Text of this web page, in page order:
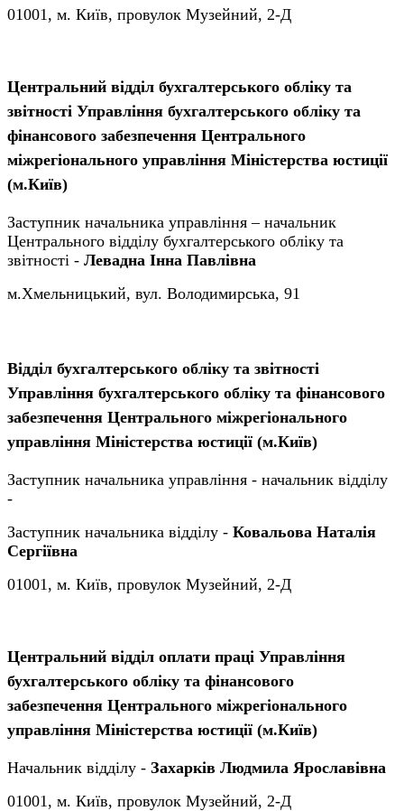
01001, м. Київ, провулок Музейний, 2-Д
Центральний відділ бухгалтерського обліку та
звітності Управління бухгалтерського обліку та
фінансового забезпечення Центрального
міжрегіонального управління Міністерства юстиції
(м.Київ)
Заступник начальника управління – начальник
Центрального відділу бухгалтерського обліку та
звітності - Левадна Інна Павлівна
м.Хмельницький, вул. Володимирська, 91
Відділ бухгалтерського обліку та звітності
Управління бухгалтерського обліку та фінансового
забезпечення Центрального міжрегіонального
управління Міністерства юстиції (м.Київ)
Заступник начальника управління - начальник відділу
-
Заступник начальника відділу - Ковальова Наталія
Сергіївна
01001, м. Київ, провулок Музейний, 2-Д
Центральний відділ оплати праці Управління
бухгалтерського обліку та фінансового
забезпечення Центрального міжрегіонального
управління Міністерства юстиції (м.Київ)
Начальник відділу - Захарків Людмила Ярославівна
01001, м. Київ, провулок Музейний, 2-Д